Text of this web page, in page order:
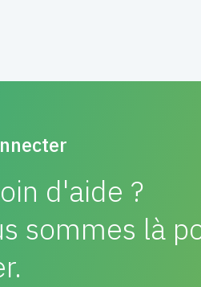
d'aide ?
sommes là